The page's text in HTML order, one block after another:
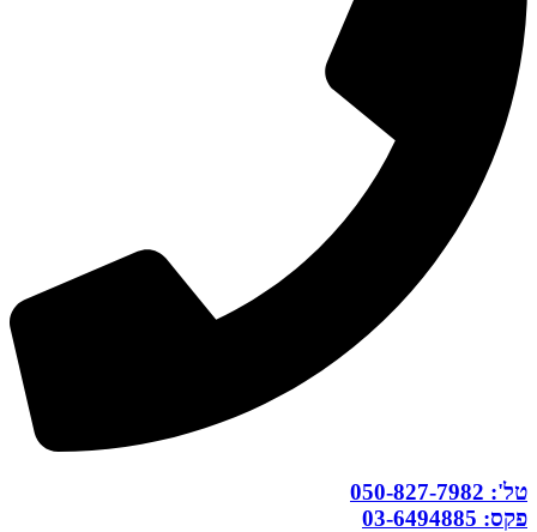
טל': 050-827-7982
פקס: 03-6494885